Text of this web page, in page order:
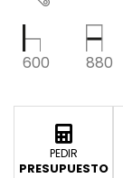
600 880
PEDIR
PRESUPUESTO